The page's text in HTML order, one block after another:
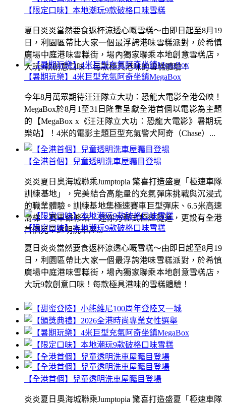
【限定口味】本地潮玩9款破格口味雪糕
夏日炎炎當然要食返杯涼透心嘅雪糕～由即日起至8月19
日，利園區帶比大家一個最浮誇港味雪糕派對，於希慎
廣場中庭港味雪糕街，場內獨家聯乘本地創意雪糕店，
大玩9款創意口味！每款極具港味的雪糕體驗！
【全港首個】兒童透明洗車屋矚目登場
炎炎夏日奧海城聯乘Jumptopia 驚喜打造盛夏「極速車隊
訓練基地」，完美結合高能量的充氣彈床挑戰與沉浸式
的職業體驗。訓練基地集極速賽車巨型彈床、6.5米高速
滑梯、賽車維修站、迷你方程式極速隧道，更設有全港
首個兒童透明洗車屋...
【暑期玩樂】4米巨型充氣阿奇坐鎮MegaBox
今年8月萬眾期待汪汪隊立大功：恐龍大電影全港公映！
MegaBox於8月1至31日隆重呈獻全港首個以電影為主題
的【MegaBox x《汪汪隊立大功：恐龍大電影》暑期玩
樂站】！4米的電影主題巨型充氣警犬阿奇（Chase）...
【限定口味】本地潮玩9款破格口味雪糕
夏日炎炎當然要食返杯涼透心嘅雪糕～由即日起至8月19
日，利園區帶比大家一個最浮誇港味雪糕派對，於希慎
廣場中庭港味雪糕街，場內獨家聯乘本地創意雪糕店，
大玩9款創意口味！每款極具港味的雪糕體驗！
【全港首個】兒童透明洗車屋矚目登場
炎炎夏日奧海城聯乘Jumptopia 驚喜打造盛夏「極速車隊